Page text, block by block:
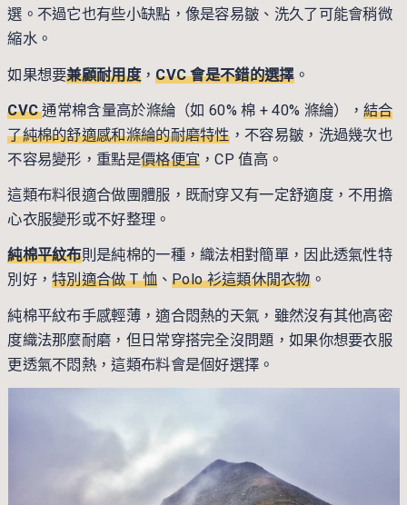
選。不過它也有些小缺點，像是容易皺、洗久了可能會稍微
縮水。
如果想要兼顧耐用度，CVC 會是不錯的選擇。
CVC通常棉含量高於滌綸（如 60% 棉 + 40% 滌綸）， 結合
了純棉的舒適感和滌綸的耐磨特性，不容易皺，洗過幾次也
不容易變形，重點是價格便宜 ，CP 值高。
這類布料很適合做團體服，既耐穿又有一定舒適度，不用擔
心衣服變形或不好整理。
純棉平紋布則是純棉的一種，織法相對簡單，因此透氣性特
別好，特別適合做 T 恤、Polo 衫這類休閒衣物。
純棉平紋布手感輕薄，適合悶熱的天氣，雖然沒有其他高密
度織法那麼耐磨，但日常穿搭完全沒問題，如果你想要衣服
更透氣不悶熱，這類布料會是個好選擇。